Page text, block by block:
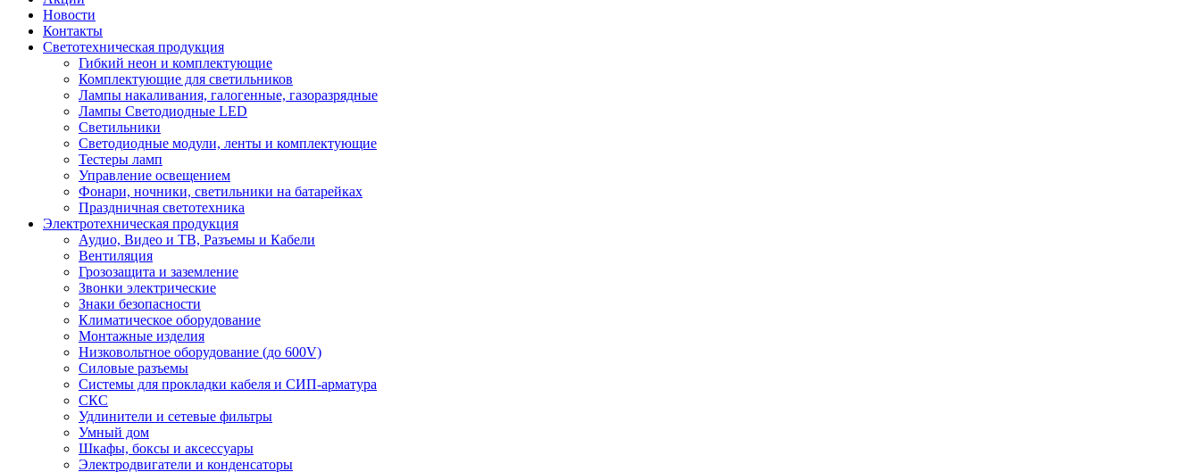
Новости
Контакты
Светотехническая продукция
Гибкий неон и комплектующие
Комплектующие для светильников
Лампы накаливания, галогенные, газоразрядные
Лампы Светодиодные LED
Светильники
Светодиодные модули, ленты и комплектующие
Тестеры ламп
Управление освещением
Фонари, ночники, светильники на батарейках
Праздничная светотехника
Электротехническая продукция
Аудио, Видео и ТВ, Разъемы и Кабели
Вентиляция
Грозозащита и заземление
Звонки электрические
Знаки безопасности
Климатическое оборудование
Монтажные изделия
Низковольтное оборудование (до 600V)
Силовые разъемы
Системы для прокладки кабеля и СИП-арматура
СКС
Удлинители и сетевые фильтры
Умный дом
Шкафы, боксы и аксессуары
Электродвигатели и конденсаторы